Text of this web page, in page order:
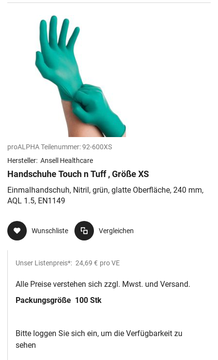
proALPHA Teilenummer:92-600XS
Hersteller: Ansell Healthcare
Handschuhe Touch n Tuff , Größe XS
Einmalhandschuh, Nitril, grün, glatte Oberfläche, 240 mm,
AQL 1.5, EN1149
Wunschliste Vergleichen
Unser Listenpreis*: 24,69 € pro VE
Alle Preise verstehen sich zzgl. Mwst. und Versand.
Packungsgröße 100 Stk
Bitte loggen Sie sich ein, um die Verfügbarkeit zu
sehen